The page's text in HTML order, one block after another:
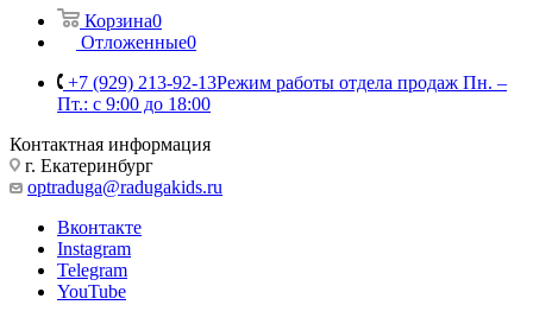
Корзина0
Отложенные0
+7 (929) 213-92-13Режим работы отдела продаж Пн. –
Пт.: с 9:00 до 18:00
Контактная информация
г. Екатеринбург
optraduga@radugakids.ru
Вконтакте
Instagram
Telegram
YouTube